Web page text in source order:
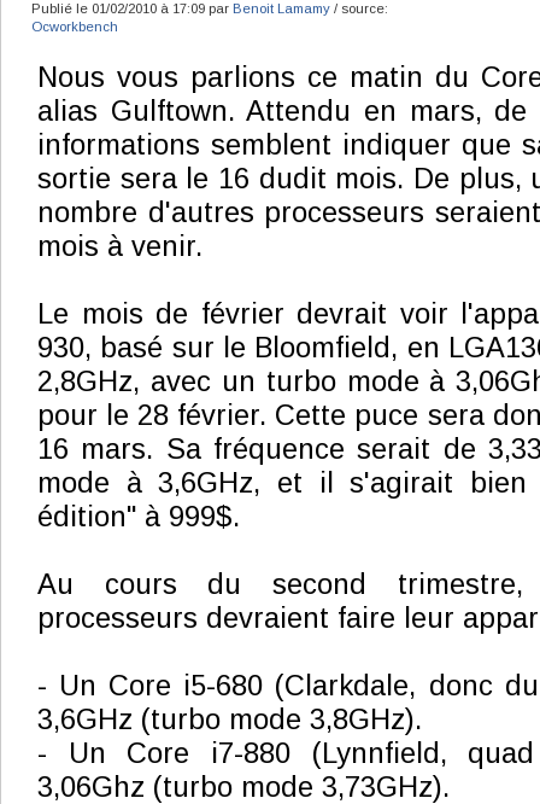
Publié le 01/02/2010 à 17:09 par Benoit Lamamy / source:
Ocworkbench
Nous vous parlions ce matin du
alias Gulftown. Attendu en mars, de
informations semblent indiquer que
sortie sera le 16 dudit mois. De plus,
nombre d'autres processeurs
mois à venir.
Le mois de février devrait voir
930, basé sur le Bloomfield, en
2,8GHz, avec un turbo mode à
pour le 28 février. Cette puce sera
16 mars. Sa fréquence serait de
mode à 3,6GHz, et il s'agirait bien
édition" à 999$.
Au cours du second trimestre,
processeurs devraient faire leur
- Un Core i5-680 (Clarkdale, donc
3,6GHz (turbo mode 3,8GHz).
- Un Core i7-880 (Lynnfield,
3,06Ghz (turbo mode 3,73GHz).